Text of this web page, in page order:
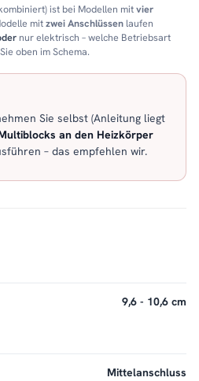
ist bei Modellen mitvier
mitzwei Anschlüssen laufen
nur elektrisch – welche Betriebsart
oben im Schema.
Sie selbst (Anleitung liegt
an den Heizkörper
– das empfehlen wir.
9,6 - 10,6 cm
Mittelanschluss